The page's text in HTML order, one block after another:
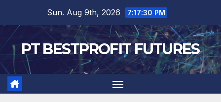
content
Sun. Aug 9th, 2026 7:17:31 PM
PT BESTPROFIT FUTURES